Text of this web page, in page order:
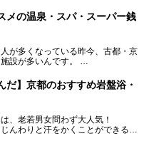
のPR記事です。
年現在おすすめのスーパー銭
できる温泉施設まで、好みのスーパ
いね。
メの温泉・スパ・スーパー銭
人が多くなっている昨今、古都・京
設が多いんです。
のもいいですが、さまざまなサウ
よね。
ます。
だ】京都のおすすめ岩盤浴・
、老若男女問わず大人気！
んわりと汗をかくことができるの